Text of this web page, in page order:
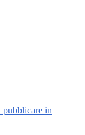
pubblicare in